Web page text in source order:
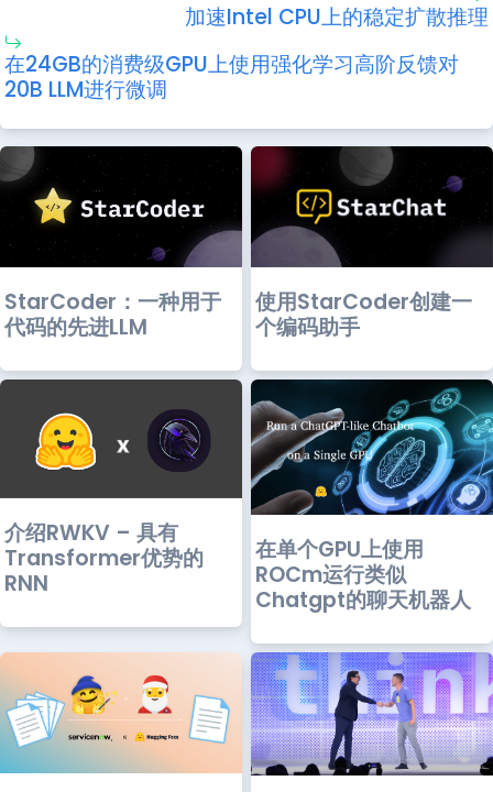
加速Intel CPU上的稳定扩散推理
在24GB的消费级GPU上使用强化学习高阶反馈对
20B LLM进行微调
StarCoder：一种用于
代码的先进LLM
使用StarCoder创建一
个编码助手
介绍RWKV – 具有
Transformer优势的
RNN
在单个GPU上使用
ROCm运行类似
Chatgpt的聊天机器人